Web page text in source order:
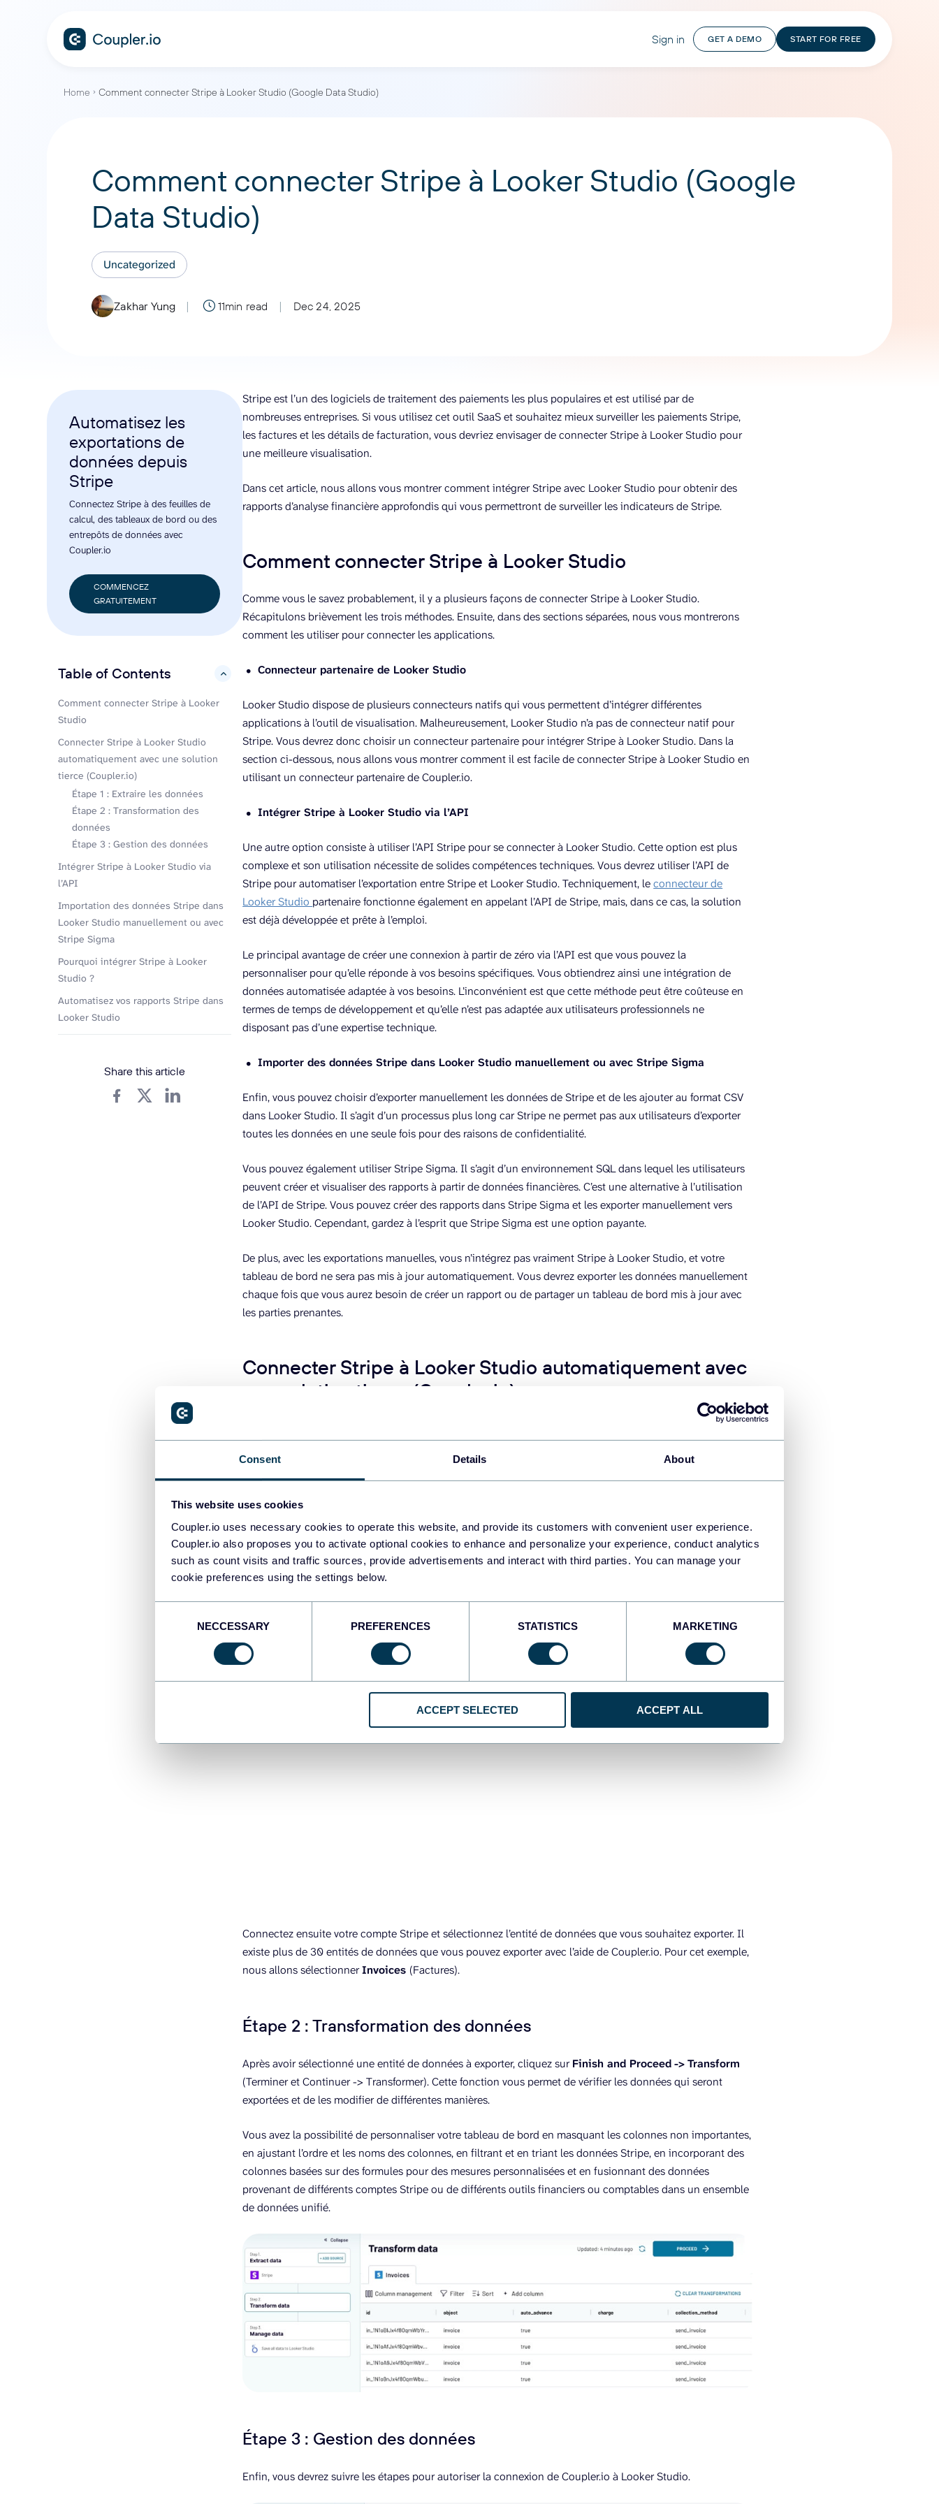
Consent Details About
This website uses cookies
Coupler.io uses necessary cookies to operate this website, and provide its customers with convenient user experience.
Coupler.io also proposes you to activate optional cookies to enhance and personalize your experience, conduct analytics
such as count visits and traffic sources, provide advertisements and interact with third parties. You can manage your
cookie preferences using the settings below.
NECCESSARY PREFERENCES STATISTICS MARKETING
ACCEPT SELECTED ACCEPT ALL
Sign in GET A DEMO START FOR FREE
Home Comment connecter Stripe à Looker Studio (Google Data Studio)
Comment connecter Stripe à Looker Studio (Google
Data Studio)
Uncategorized
Zakhar Yung 11min read Dec 24, 2025
Automatisez les
exportations de
données depuis
Stripe
Connectez Stripe à des feuilles de
calcul, des tableaux de bord ou des
entrepôts de données avec
Coupler.io
COMMENCEZ
GRATUITEMENT
Table of Contents
hide
Comment connecter Stripe à Looker
Studio
Connecter Stripe à Looker Studio
automatiquement avec une solution
tierce (Coupler.io)
Étape 1 : Extraire les données
Étape 2 : Transformation des
données
Étape 3 : Gestion des données
Intégrer Stripe à Looker Studio via
l’API
Importation des données Stripe dans
Looker Studio manuellement ou avec
Stripe Sigma
Pourquoi intégrer Stripe à Looker
Studio ?
Automatisez vos rapports Stripe dans
Looker Studio
Share this article
Stripe est l’un des logiciels de traitement des paiements les plus populaires et est utilisé par de
nombreuses entreprises. Si vous utilisez cet outil SaaS et souhaitez mieux surveiller les paiements Stripe,
les factures et les détails de facturation, vous devriez envisager de connecter Stripe à Looker Studio pour
une meilleure visualisation.
Dans cet article, nous allons vous montrer comment intégrer Stripe avec Looker Studio pour obtenir des
rapports d’analyse financière approfondis qui vous permettront de surveiller les indicateurs de Stripe.
Comment connecter Stripe à Looker Studio
Comme vous le savez probablement, il y a plusieurs façons de connecter Stripe à Looker Studio.
Récapitulons brièvement les trois méthodes. Ensuite, dans des sections séparées, nous vous montrerons
comment les utiliser pour connecter les applications.
Connecteur partenaire de Looker Studio
Looker Studio dispose de plusieurs connecteurs natifs qui vous permettent d’intégrer différentes
applications à l’outil de visualisation. Malheureusement, Looker Studio n’a pas de connecteur natif pour
Stripe. Vous devrez donc choisir un connecteur partenaire pour intégrer Stripe à Looker Studio. Dans la
section ci-dessous, nous allons vous montrer comment il est facile de connecter Stripe à Looker Studio en
utilisant un connecteur partenaire de Coupler.io.
Intégrer Stripe à Looker Studio via l’API
Une autre option consiste à utiliser l’API Stripe pour se connecter à Looker Studio. Cette option est plus
complexe et son utilisation nécessite de solides compétences techniques. Vous devrez utiliser l’API de
Stripe pour automatiser l’exportation entre Stripe et Looker Studio. Techniquement, leconnecteur de
Looker Studio partenaire fonctionne également en appelant l’API de Stripe, mais, dans ce cas, la solution
est déjà développée et prête à l’emploi.
Le principal avantage de créer une connexion à partir de zéro via l’API est que vous pouvez la
personnaliser pour qu’elle réponde à vos besoins spécifiques. Vous obtiendrez ainsi une intégration de
données automatisée adaptée à vos besoins. L’inconvénient est que cette méthode peut être coûteuse en
termes de temps de développement et qu’elle n’est pas adaptée aux utilisateurs professionnels ne
disposant pas d’une expertise technique.
Importer des données Stripe dans Looker Studio manuellement ou avec Stripe Sigma
Enfin, vous pouvez choisir d’exporter manuellement les données de Stripe et de les ajouter au format CSV
dans Looker Studio. Il s’agit d’un processus plus long car Stripe ne permet pas aux utilisateurs d’exporter
toutes les données en une seule fois pour des raisons de confidentialité.
Vous pouvez également utiliser Stripe Sigma. Il s’agit d’un environnement SQL dans lequel les utilisateurs
peuvent créer et visualiser des rapports à partir de données financières. C’est une alternative à l’utilisation
de l’API de Stripe. Vous pouvez créer des rapports dans Stripe Sigma et les exporter manuellement vers
Looker Studio. Cependant, gardez à l’esprit que Stripe Sigma est une option payante.
De plus, avec les exportations manuelles, vous n’intégrez pas vraiment Stripe à Looker Studio, et votre
tableau de bord ne sera pas mis à jour automatiquement. Vous devrez exporter les données manuellement
chaque fois que vous aurez besoin de créer un rapport ou de partager un tableau de bord mis à jour avec
les parties prenantes.
Connecter Stripe à Looker Studio automatiquement avec
une solution tierce (Coupler.io)
votre destination préférée. En outre, Coupler.io peut continuer à mettre à jour vos tableaux de bord et vos
rapports automatiquement toutes les 15 minutes, en récupérant des données fraîches selon un calendrier.
Cela vous permet de gagner du temps et de vous assurer que vos données sont toujours fraîches et prêtes
Voyons comment connecter Stripe à Looker Studio avec le connecteur Looker Studio de Coupler.io.
Cliquez sur
(Continuer) dans le formulaire ci-dessous où nous avons déjà présélectionné Stripe
comme source de données et Looker Studio comme destination. Vous devez créer un compte Coupler.io
gratuitement.
Connectez ensuite votre compte Stripe et sélectionnez l’entité de données que vous souhaitez exporter. Il
existe plus de 30 entités de données que vous pouvez exporter avec l’aide de Coupler.io. Pour cet exemple,
nous allons sélectionnerInvoices (Factures).
Étape 2 : Transformation des données
Après avoir sélectionné une entité de données à exporter, cliquez surFinish and Proceed->Transform
(Terminer et Continuer -> Transformer). Cette fonction vous permet de vérifier les données qui seront
exportées et de les modifier de différentes manières.
Vous avez la possibilité de personnaliser votre tableau de bord en masquant les colonnes non importantes,
en ajustant l’ordre et les noms des colonnes, en filtrant et en triant les données Stripe, en incorporant des
colonnes basées sur des formules pour des mesures personnalisées et en fusionnant des données
provenant de différents comptes Stripe ou de différents outils financiers ou comptables dans un ensemble
de données unifié.
Étape 3 : Gestion des données
Enfin, vous devrez suivre les étapes pour autoriser la connexion de Coupler.io à Looker Studio.